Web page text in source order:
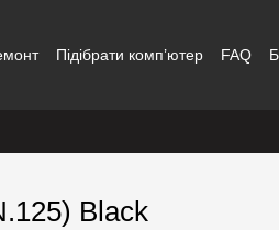
Підібрати комп’ютер FAQ
Black